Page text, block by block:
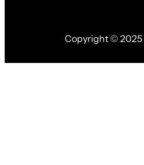
Copyright © 2025